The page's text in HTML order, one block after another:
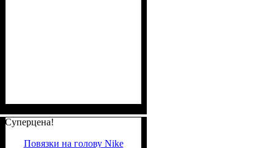
Суперцена!
Повязки на голову Nike